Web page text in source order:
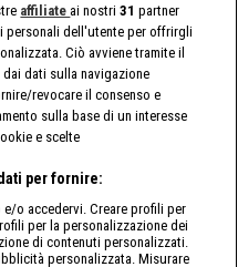
affiliate ai nostri31 partner
personali dell'utente per offrirgli
Ciò avviene tramite il
dati sulla navigazione
revocare il consenso e
sulla base di un interesse
e scelte
per fornire:
o accedervi. Creare profili per
per la personalizzazione dei
di contenuti personalizzati.
personalizzata. Misurare